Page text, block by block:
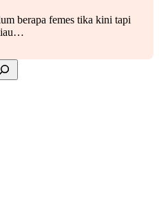
berapa femes tika kini tapi